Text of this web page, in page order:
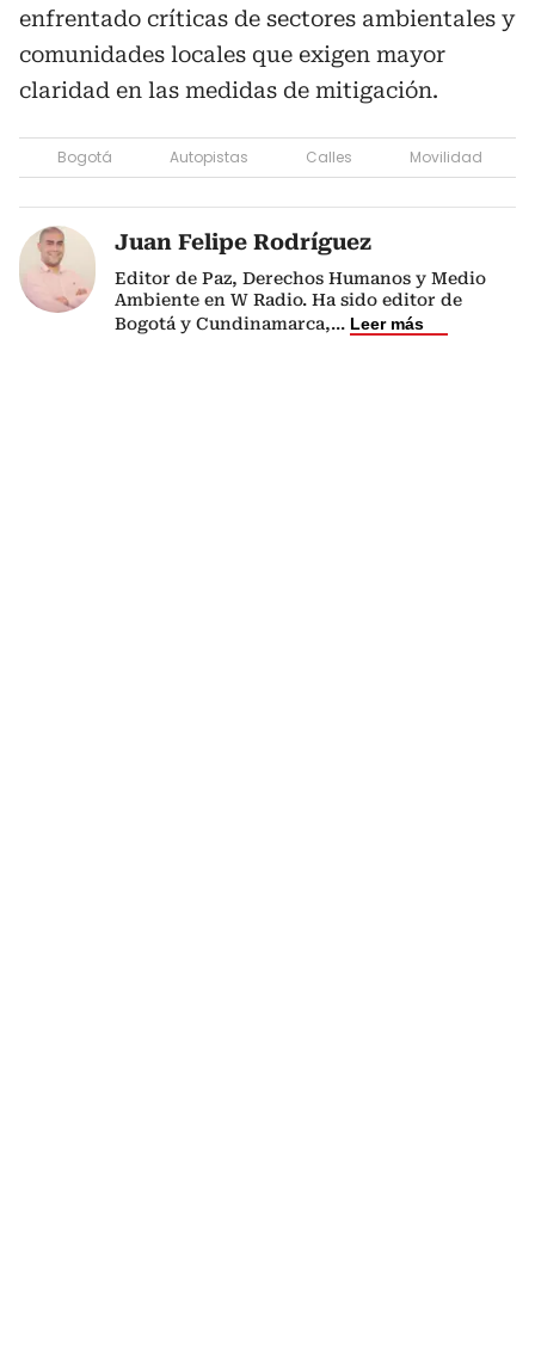
enfrentado críticas de sectores ambientales y
comunidades locales que exigen mayor
claridad en las medidas de mitigación.
Bogotá Autopistas Calles Movilidad
Juan Felipe Rodríguez
Editor de Paz, Derechos Humanos y Medio
Ambiente en W Radio. Ha sido editor de
Bogotá y Cundinamarca,... Leer más